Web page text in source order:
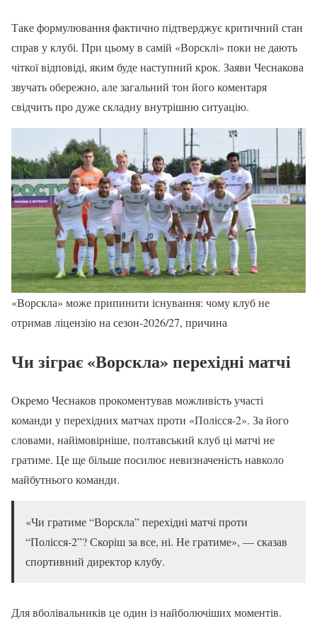
Таке формулювання фактично підтверджує критичний стан
справ у клубі. При цьому в самій «Ворсклі» поки не дають
чіткої відповіді, яким буде наступний крок. Заяви Чеснакова
звучать обережно, але загальний тон його коментаря
свідчить про дуже складну внутрішню ситуацію.
«Ворскла» може припинити існування: чому клуб не
отримав ліцензію на сезон-2026/27, причина
Чи зіграє «Ворскла» перехідні матчі
Окремо Чеснаков прокоментував можливість участі
команди у перехідних матчах проти «Полісся-2». За його
словами, найімовірніше, полтавський клуб ці матчі не
гратиме. Це ще більше посилює невизначеність навколо
майбутнього команди.
«Чи гратиме “Ворскла” перехідні матчі проти
“Полісся-2”? Скоріш за все, ні. Не гратиме», — сказав
спортивний директор клубу.
Для вболівальників це один із найболючіших моментів.